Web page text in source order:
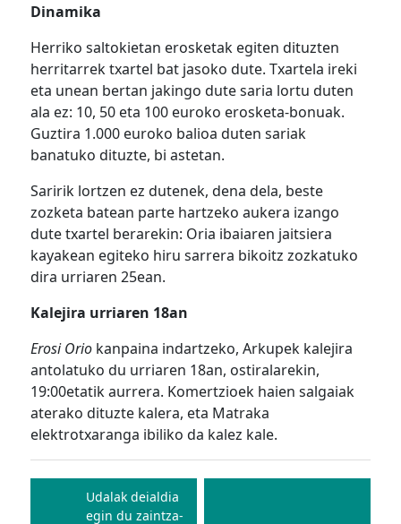
Dinamika
Herriko saltokietan erosketak egiten dituzten
herritarrek txartel bat jasoko dute. Txartela ireki
eta unean bertan jakingo dute saria lortu duten
ala ez: 10, 50 eta 100 euroko erosketa-bonuak.
Guztira 1.000 euroko balioa duten sariak
banatuko dituzte, bi astetan.
Saririk lortzen ez dutenek, dena dela, beste
zozketa batean parte hartzeko aukera izango
dute txartel berarekin: Oria ibaiaren jaitsiera
kayakean egiteko hiru sarrera bikoitz zozkatuko
dira urriaren 25ean.
Kalejira urriaren 18an
Erosi Orio kanpaina indartzeko, Arkupek kalejira
antolatuko du urriaren 18an, ostiralarekin,
19:00etatik aurrera. Komertzioek haien salgaiak
aterako dituzte kalera, eta Matraka
elektrotxaranga ibiliko da kalez kale.
Bidalketetan
zeharUdalak deialdia
egin du zaintza-